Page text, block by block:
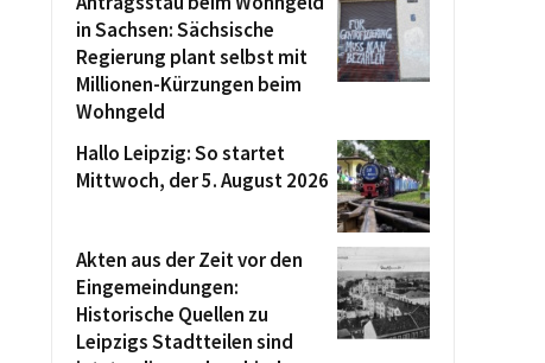
in Sachsen: Sächsische
Regierung plant selbst mit
Millionen-Kürzungen beim
Wohngeld
Hallo Leipzig: So startet
Mittwoch, der 5. August 2026
Akten aus der Zeit vor den
Eingemeindungen:
Historische Quellen zu
Leipzigs Stadtteilen sind